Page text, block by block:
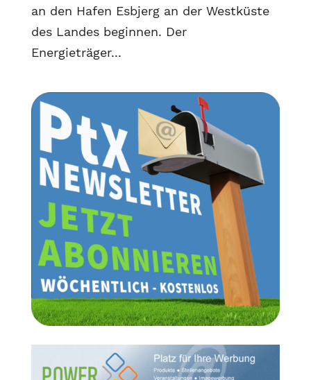
an den Hafen Esbjerg an der Westküste
des Landes beginnen. Der
Energieträger...